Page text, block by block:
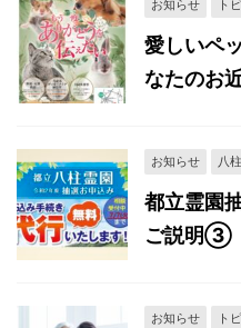
お知らせ ト
愛しいペ
なたのお
お知らせ 八
都立霊園
ご説明③
お知らせ ト